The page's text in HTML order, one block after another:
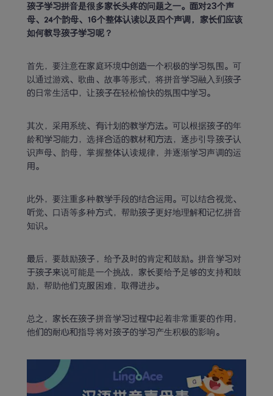
孩子学习拼音是很多家长头疼的问题之一。面对23个声
母、24个韵母、16个整体认读以及四个声调，家长们应该
如何教导孩子学习呢？
首先，要注意在家庭环境中创造一个积极的学习氛围。可
以通过游戏、歌曲、故事等形式，将拼音学习融入到孩子
的日常生活中，让孩子在轻松愉快的氛围中学习。
其次，采用系统、有计划的教学方法。可以根据孩子的年
龄和学习能力，选择合适的教材和方法，逐步引导孩子认
识声母、韵母，掌握整体认读规律，并逐渐学习声调的运
用。
此外，要注重多种教学手段的结合运用。可以结合视觉、
听觉、口语等多种方式，帮助孩子更好地理解和记忆拼音
知识。
最后，要鼓励孩子，给予及时的肯定和鼓励。拼音学习对
于孩子来说可能是一个挑战，家长要给予足够的支持和鼓
励，帮助他们克服困难，取得进步。
总之，家长在孩子拼音学习过程中起着非常重要的作用，
他们的耐心和指导将对孩子的学习产生积极的影响。